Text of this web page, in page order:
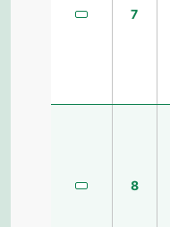
7
8